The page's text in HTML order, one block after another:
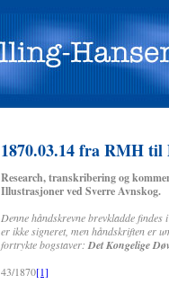
1870.03.14 fra RMH
Research, transkribering og
Illustrasjoner ved Sverre Avnskog.
Denne håndskrevne brevkladde
er ikke signeret, men håndskriften er
fortrykte bogstaver: Det Kongelige
43/1870[1]